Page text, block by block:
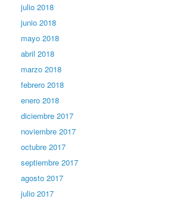
julio 2018
junio 2018
mayo 2018
abril 2018
marzo 2018
febrero 2018
enero 2018
diciembre 2017
noviembre 2017
octubre 2017
septiembre 2017
agosto 2017
julio 2017